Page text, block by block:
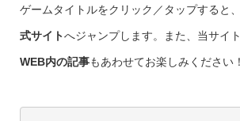
ゲームタイトルをクリック／タップすると
式サイトへジャンプします。また、当サイト
WEB内の記事もあわせてお楽しみください！